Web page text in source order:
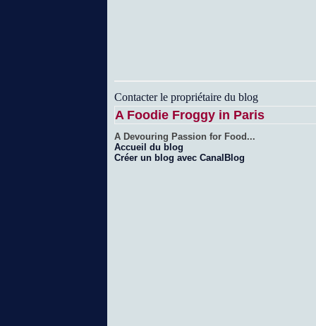
Contacter le propriétaire du blog
A Foodie Froggy in Paris
A Devouring Passion for Food...
Accueil du blog
Créer un blog avec CanalBlog